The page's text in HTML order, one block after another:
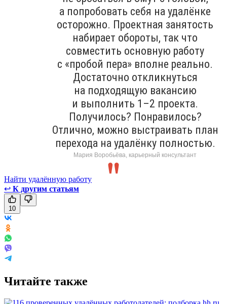
а попробовать себя на удалёнке
осторожно. Проектная занятость
набирает обороты, так что
совместить основную работу
с «пробой пера» вполне реально.
Достаточно откликнуться
на подходящую вакансию
и выполнить 1–2 проекта.
Получилось? Понравилось?
Отлично, можно выстраивать план
перехода на удалёнку полностью.
Мария Воробьёва, карьерный консультант
Найти удалённую работу
↩ К другим статьям
10
Читайте также